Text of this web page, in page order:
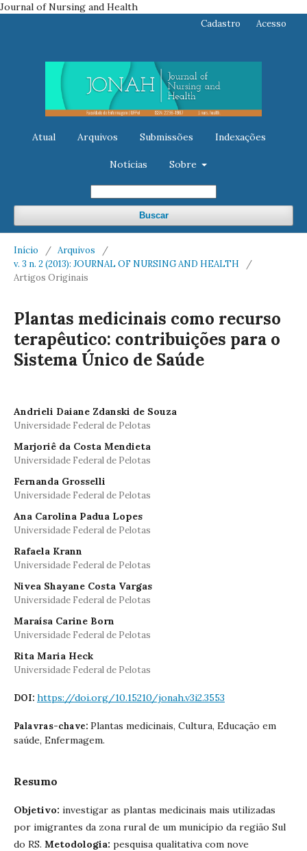
Journal of Nursing and Health
Atual Arquivos Submissões Indexações
Notícias Sobre
Buscar
Cadastro Acesso
Início / Arquivos
/
v. 3 n. 2 (2013): JOURNAL OF NURSING AND HEALTH
/
Artigos Originais
Plantas medicinais como recurso
terapêutico: contribuições para o
Sistema Único de Saúde
Andrieli Daiane Zdanski de Souza
Universidade Federal de Pelotas
Marjoriê da Costa Mendieta
Universidade Federal de Pelotas
Fernanda Grosselli
Universidade Federal de Pelotas
Ana Carolina Padua Lopes
Universidade Federal de Pelotas
Rafaela Krann
Universidade Federal de Pelotas
Nivea Shayane Costa Vargas
Universidade Federal de Pelotas
Maraísa Carine Born
Universidade Federal de Pelotas
Rita Maria Heck
Universidade Federal de Pelotas
DOI: https://doi.org/10.15210/jonah.v3i2.3553
Palavras-chave: Plantas medicinais, Cultura, Educação em
saúde, Enfermagem.
Resumo
Objetivo: investigar as plantas medicinais mais utilizadas
por imigrantes da zona rural de um município da região Sul
do RS. Metodologia: pesquisa qualitativa com nove